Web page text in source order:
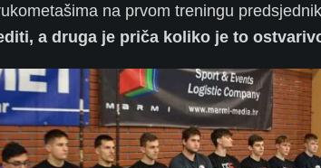
na prvom treningu
a druga je priča koliko je to